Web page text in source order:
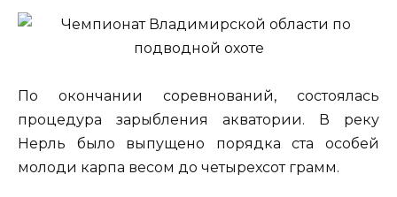
По окончании соревнований, состоялась
процедура зарыбления акватории. В реку
Нерль было выпущено порядка ста особей
молоди карпа весом до четырехсот грамм.